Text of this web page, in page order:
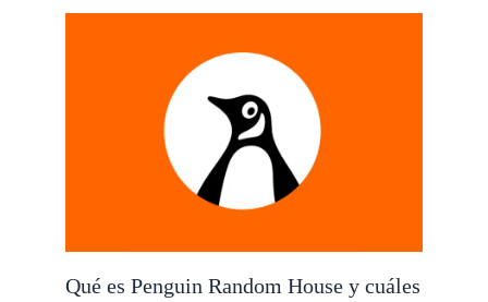
Qué es Penguin Random House y cuáles